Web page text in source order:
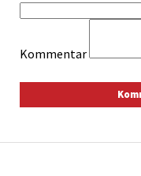
Kommentar